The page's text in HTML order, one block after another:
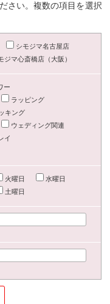
さい。複数の項目を選択
シモジマ名古屋店
ジマ心斎橋店（大阪）
ー
ラッピング
キング
ウェディング関連
イ
火曜日
水曜日
土曜日